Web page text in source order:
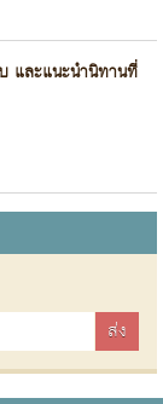
และแนะนำนิทานที่